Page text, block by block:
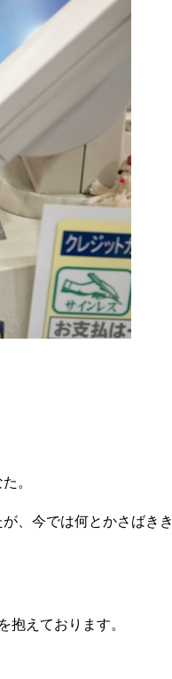
。
、今では何とかさばきき
抱えております。